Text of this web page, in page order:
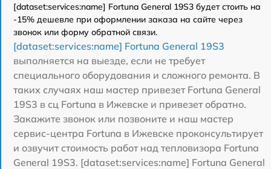
[dataset:services:name] Fortuna General 19S3 будет стоить на
-15% дешевле при оформлении заказа на сайте через
звонок или форму обратной связи.
[dataset:services:name] Fortuna General 19S3
выполняется на выезде, если не требует
специального оборудования и сложного ремонта. В
таких случаях наш мастер привезет Fortuna General
19S3 в сц Fortuna в Ижевске и привезет обратно.
Закажите звонок или позвоните и наш мастер
сервис-центра Fortuna в Ижевске проконсультирует
и озвучит стоимость работ над тепловизора Fortuna
General 19S3. [dataset:services:name] Fortuna General